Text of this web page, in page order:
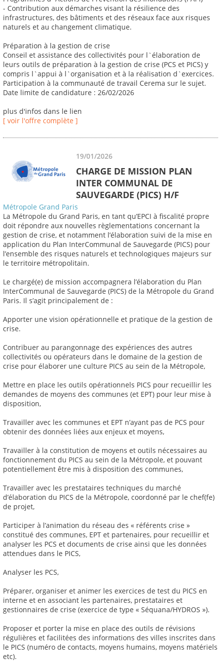
- Contribution aux démarches visant la résilience des
infrastructures, des bâtiments et des réseaux face aux risques
naturels et au changement climatique.
Préparation à la gestion de crise
Conseil et assistance des collectivités pour l`élaboration de
leurs outils de préparation à la gestion de crise (PCS et PICS) y
compris l`appui à l`organisation et à la réalisation d`exercices.
Participation à la communauté de travail Cerema sur le sujet.
Date limite de candidature : 26/02/2026
plus d'infos dans le lien
[ voir l'offre complète ]
19/01/2026
CHARGE DE MISSION PLAN
INTER COMMUNAL DE
SAUVEGARDE (PICS) H/F
Métropole Grand Paris
La Métropole du Grand Paris, en tant qu’EPCI à fiscalité propre
doit répondre aux nouvelles règlementations concernant la
gestion de crise, et notamment l’élaboration suivi de la mise en
application du Plan InterCommunal de Sauvegarde (PICS) pour
l’ensemble des risques naturels et technologiques majeurs sur
le territoire métropolitain.
Le chargé(e) de mission accompagnera l’élaboration du Plan
InterCommunal de Sauvegarde (PICS) de la Métropole du Grand
Paris. Il s’agit principalement de :
Apporter une vision opérationnelle et pratique de la gestion de
crise.
Contribuer au parangonnage des expériences des autres
collectivités ou opérateurs dans le domaine de la gestion de
crise pour élaborer une culture PICS au sein de la Métropole,
Mettre en place les outils opérationnels PICS pour recueillir les
demandes de moyens des communes (et EPT) pour leur mise à
disposition,
Travailler avec les communes et EPT n’ayant pas de PCS pour
obtenir des données liées aux enjeux et moyens,
Travailler à la constitution de moyens et outils nécessaires au
fonctionnement du PICS au sein de la Métropole, et pouvant
potentiellement être mis à disposition des communes,
Travailler avec les prestataires techniques du marché
d’élaboration du PICS de la Métropole, coordonné par le chef(fe)
de projet,
Participer à l’animation du réseau des « référents crise »
constitué des communes, EPT et partenaires, pour recueillir et
analyser les PCS et documents de crise ainsi que les données
attendues dans le PICS,
Analyser les PCS,
Préparer, organiser et animer les exercices de test du PICS en
interne et en associant les partenaires, prestataires et
gestionnaires de crise (exercice de type « Séquana/HYDROS »).
Proposer et porter la mise en place des outils de révisions
régulières et facilitées des informations des villes inscrites dans
le PICS (numéro de contacts, moyens humains, moyens matériels
etc).